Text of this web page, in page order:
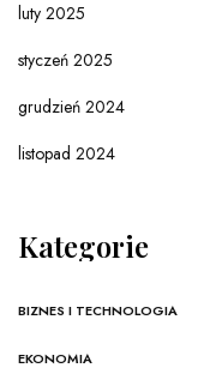
luty 2025
styczeń 2025
grudzień 2024
listopad 2024
Kategorie
BIZNES I TECHNOLOGIA
EKONOMIA